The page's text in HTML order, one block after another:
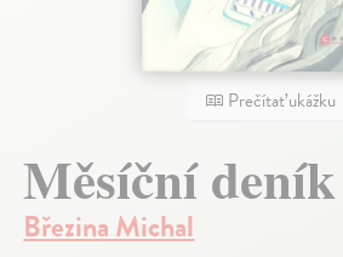
Prečítať ukážku
Měsíční deník
Březina Michal